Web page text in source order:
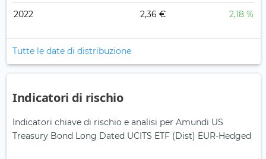
2022 2,36 € 2,18 %
Tutte le date di distribuzione
Indicatori di rischio
Indicatori chiave di rischio e analisi per Amundi US
Treasury Bond Long Dated UCITS ETF (Dist) EUR-Hedged